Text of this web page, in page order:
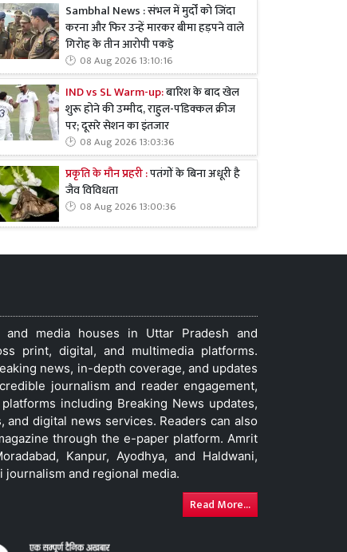
Sambhal News : संभल में मुर्दों को जिंदा
करना और फिर उन्हें मारकर बीमा हड़पने वाले
गिरोह के तीन आरोपी पकड़े
08 Aug 2026 13:10:16
IND vs SL Warm-up:बारिश के बाद खेल
शुरू होने की उम्मीद, राहुल-पडिक्कल क्रीज
पर; दूसरे सेशन का इंतजार
08 Aug 2026 13:03:36
प्रकृति के मौन प्रहरी :पतंगों के बिना अधूरी है
जैव विविधता
08 Aug 2026 13:00:36
media houses in Uttar Pradesh and
print, digital, and multimedia platforms.
news, in-depth coverage, and updates
journalism and reader engagement,
including Breaking News updates,
and digital news services. Readers can also
through the e-paper platform. Amrit
Kanpur, Ayodhya, and Haldwani,
and regional media.
Read More...